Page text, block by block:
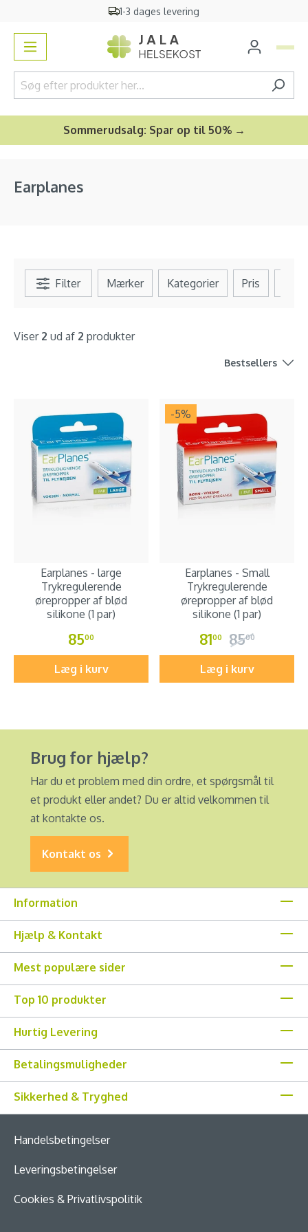
1-3 dages levering
Sommerudsalg: Spar op til 50% →
Earplanes
Filter Mærker Kategorier Pris
Viser 2 ud af 2 produkter
Bestsellers
Earplanes - large
Trykregulerende
ørepropper af blød
silikone (1 par)
8500
Læg i kurv
-5%
Earplanes - Small
Trykregulerende
ørepropper af blød
silikone (1 par)
8100 8500
Læg i kurv
Brug for hjælp?
Har du et problem med din ordre, et spørgsmål til
et produkt eller andet? Du er altid velkommen til
at kontakte os.
Kontakt os
Information
Hjælp & Kontakt
Mest populære sider
Top 10 produkter
Hurtig Levering
Betalingsmuligheder
Sikkerhed & Tryghed
Handelsbetingelser
Leveringsbetingelser
Cookies & Privatlivspolitik